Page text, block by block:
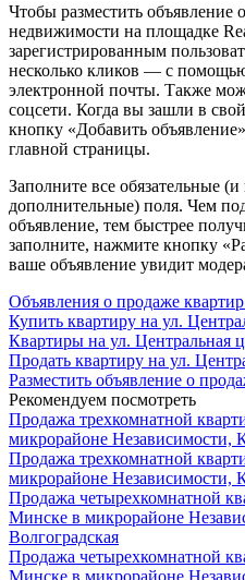
Чтобы разместить объявление
недвижимости на площадке
зарегистрированным
несколько кликов — с
электронной почты. Также
соцсети. Когда вы зашли в
кнопку «Добавить
главной страницы.
Заполните все обязательные
дополнительные) поля. Чем
объявление, тем быстрее
заполните, нажмите кнопку
ваше объявление увидит
Объявления о продаже
Купить квартиру на ул.
Квартиры на ул. Центральная
Продать квартиру на ул.
Разместить объявление о
Рекомендуем посмотреть
Продажа трехкомнатной
микрорайоне Независимости,
Продажа трехкомнатной
микрорайоне Независимости,
Продажа четырехкомнатной
Минске в микрорайоне
Волгоградская
Продажа четырехкомнатной
Минске в микрорайоне